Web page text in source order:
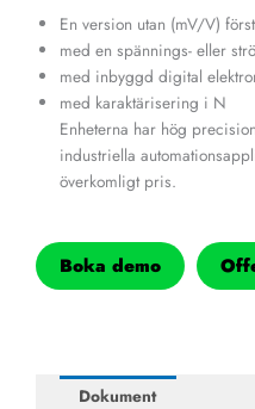
En version utan (mV/V)
med en spännings- eller
med inbyggd digital
med karaktärisering i N
Enheterna har hög
industriella
överkomligt pris.
Boka demo
Dokument